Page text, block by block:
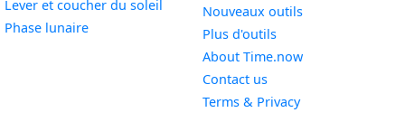
Lever et coucher du soleil
Phase lunaireWidget
Nouveaux outils
Plus d'outils
About Time.now
Contact us
Terms & Privacy